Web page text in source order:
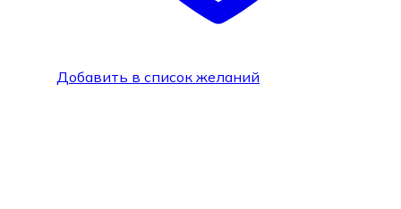
Добавить в список желаний